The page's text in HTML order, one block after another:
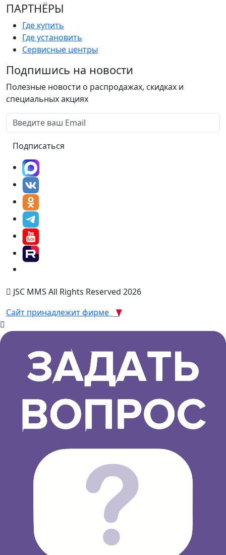
ПАРТНËРЫ
Где купить
Где установить
Сервисные центры
Подпишись на новости
Полезные новости о распродажах, скидках и
специальных акциях
Подписаться
JSC MMS All Rights Reserved 2026
Сайт принадлежит фирме